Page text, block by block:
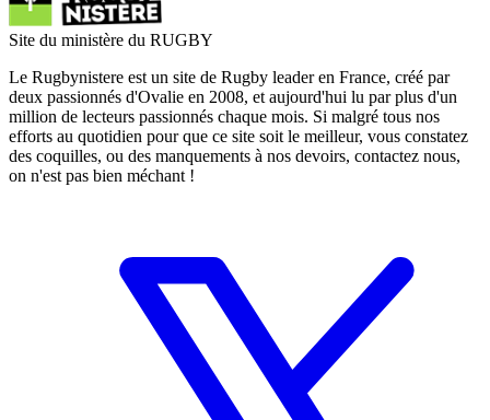
Site du ministère du RUGBY
Le Rugbynistere est un site de Rugby leader en France, créé par
deux passionnés d'Ovalie en 2008, et aujourd'hui lu par plus d'un
million de lecteurs passionnés chaque mois. Si malgré tous nos
efforts au quotidien pour que ce site soit le meilleur, vous constatez
des coquilles, ou des manquements à nos devoirs, contactez nous,
on n'est pas bien méchant !